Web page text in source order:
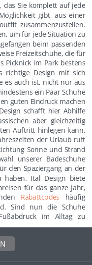
das Sie komplett auf jede
gibt, aus einer
zusammenzustellen.
um für jede Situation zu
beim passenden
Freizeitschuhe, die für
Picknick im Park bestens
richtige Design mit sich
es auch ist, nicht nur aus
ein Paar Schuhe
guten Eindruck machen
schafft hier Abhilfe
aber gleichzeitig
Auftritt hinlegen kann.
der Urlaub ruft
Sonne und Strand
unserer Badeschuhe
den Spaziergang an der
haben. Ital Design biete
für das ganze Jahr,
Rabattcodes häufig
Sind nun die Schuhe
im Alltag zu
über Hose und
Design durch ein breites
T-Shirts bis hin zum
ist hier nur die